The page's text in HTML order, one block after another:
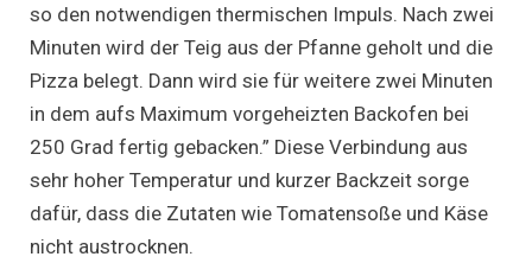
so den notwendigen thermischen Impuls. Nach zwei
Minuten wird der Teig aus der Pfanne geholt und die
Pizza belegt. Dann wird sie für weitere zwei Minuten
in dem aufs Maximum vorgeheizten Backofen bei
250 Grad fertig gebacken.” Diese Verbindung aus
sehr hoher Temperatur und kurzer Backzeit sorge
dafür, dass die Zutaten wie Tomatensoße und Käse
nicht austrocknen.